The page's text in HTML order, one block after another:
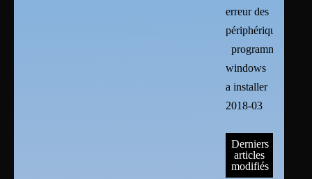
erreur des
périphériques
programmes
windows
a installer
2018-03
Derniers
articles
modifiés